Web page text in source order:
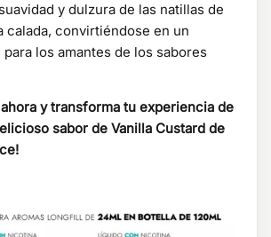
y dulzura de las natillas de
calada, convirtiéndose en un
los amantes de los sabores
ahora y transforma tu experiencia de
sabor de Vanilla Custard de